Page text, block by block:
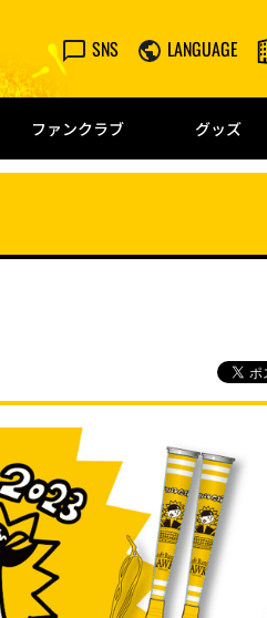
SNS LANGUAGE
ファンクラブ グッズ